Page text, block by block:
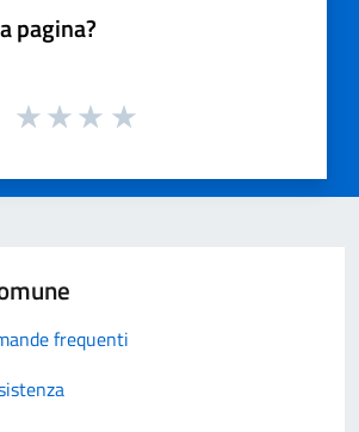
pagina?
frequenti